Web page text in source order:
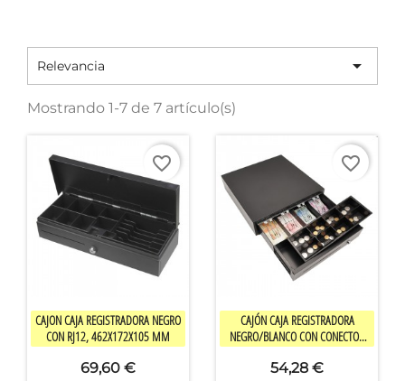
Relevancia 
Mostrando 1-7 de 7 artículo(s)
Vista rápida
CAJON CAJA REGISTRADORA NEGRO
CON RJ12, 462X172X105 MM
69,60 €
favorite_border
Vista rápida
CAJÓN CAJA REGISTRADORA
NEGRO/BLANCO CON CONECTOR
54,28 €
favorite_border